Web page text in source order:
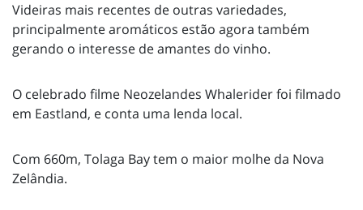
Videiras mais recentes de outras variedades,
principalmente aromáticos estão agora também
gerando o interesse de amantes do vinho.
O celebrado filme Neozelandes Whalerider foi filmado
em Eastland, e conta uma lenda local.
Com 660m, Tolaga Bay tem o maior molhe da Nova
Zelândia.